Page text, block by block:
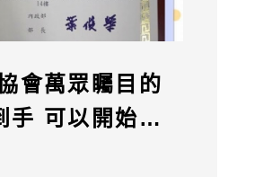
會萬眾矚目的
手 可以開始替